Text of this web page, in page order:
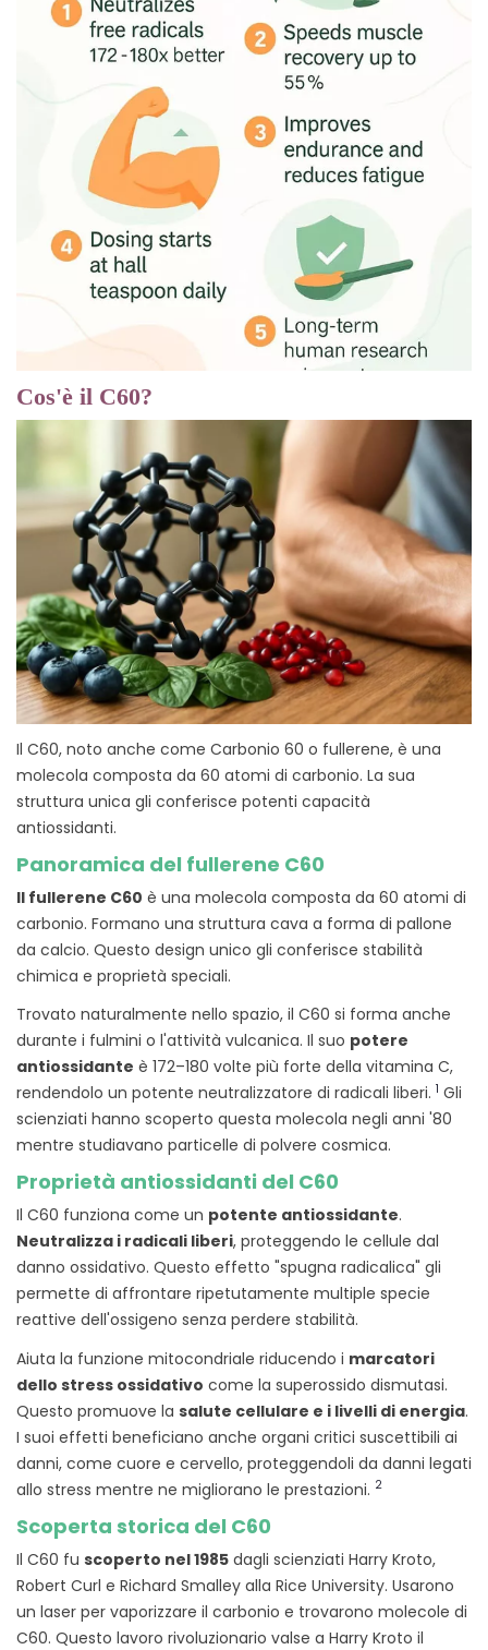
Cos'è il C60?
Il C60, noto anche come Carbonio 60 o fullerene, è una
molecola composta da 60 atomi di carbonio. La sua
struttura unica gli conferisce potenti capacità
antiossidanti.
Panoramica del fullerene C60
Il fullerene C60 è una molecola composta da 60 atomi di
carbonio. Formano una struttura cava a forma di pallone
da calcio. Questo design unico gli conferisce stabilità
chimica e proprietà speciali.
Trovato naturalmente nello spazio, il C60 si forma anche
durante i fulmini o l'attività vulcanica. Il suo potere
antiossidante è 172–180 volte più forte della vitamina C,
rendendolo un potente neutralizzatore di radicali liberi. 1 Gli
scienziati hanno scoperto questa molecola negli anni '80
mentre studiavano particelle di polvere cosmica.
Proprietà antiossidanti del C60
Il C60 funziona come un potente antiossidante.
Neutralizza i radicali liberi, proteggendo le cellule dal
danno ossidativo. Questo effetto "spugna radicalica" gli
permette di affrontare ripetutamente multiple specie
reattive dell'ossigeno senza perdere stabilità.
Aiuta la funzione mitocondriale riducendo i marcatori
dello stress ossidativo come la superossido dismutasi.
Questo promuove la salute cellulare e i livelli di energia.
I suoi effetti beneficiano anche organi critici suscettibili ai
danni, come cuore e cervello, proteggendoli da danni legati
allo stress mentre ne migliorano le prestazioni. 2
Scoperta storica del C60
Il C60 fu scoperto nel 1985 dagli scienziati Harry Kroto,
Robert Curl e Richard Smalley alla Rice University. Usarono
un laser per vaporizzare il carbonio e trovarono molecole di
C60. Questo lavoro rivoluzionario valse a Harry Kroto il